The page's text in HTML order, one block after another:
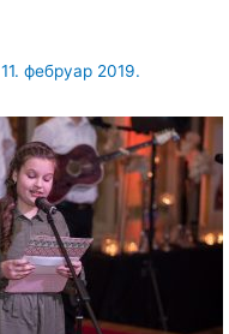
11. фебруар 2019.